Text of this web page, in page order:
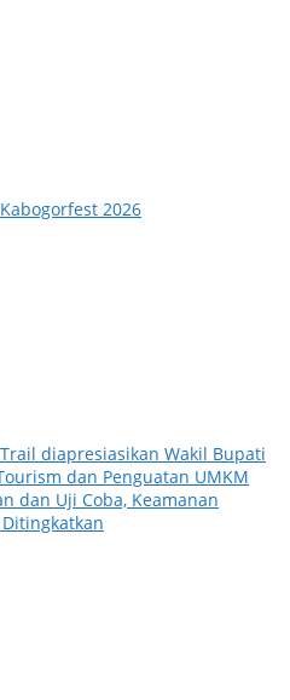
Kabogorfest 2026
diapresiasikan Wakil Bupati
dan Penguatan UMKM
dan Uji Coba, Keamanan